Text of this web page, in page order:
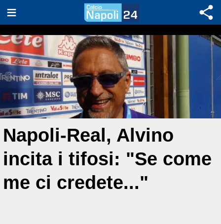
Napoli-Real, Alvino
incita i tifosi: "Se come
me ci credete..."